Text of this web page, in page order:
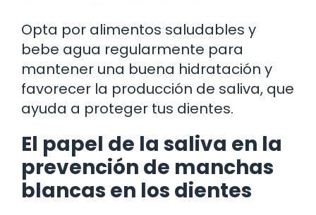
Opta por alimentos saludables y
bebe agua regularmente para
mantener una buena hidratación y
favorecer la producción de saliva, que
ayuda a proteger tus dientes.
El papel de la saliva en la
prevención de manchas
blancas en los dientes